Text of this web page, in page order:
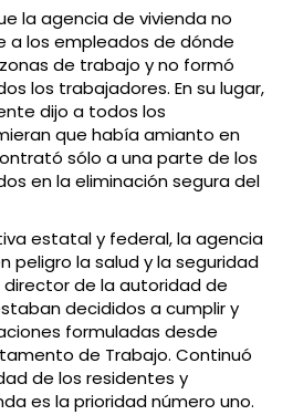
la agencia de vivienda no
a los empleados de dónde
de trabajo y no formó
los trabajadores. En su lugar,
dijo a todos los
que había amianto en
sólo a una parte de los
en la eliminación segura del
estatal y federal, la agencia
peligro la salud y la seguridad
director de la autoridad de
decididos a cumplir y
formuladas desde
de Trabajo. Continuó
de los residentes y
es la prioridad número uno.